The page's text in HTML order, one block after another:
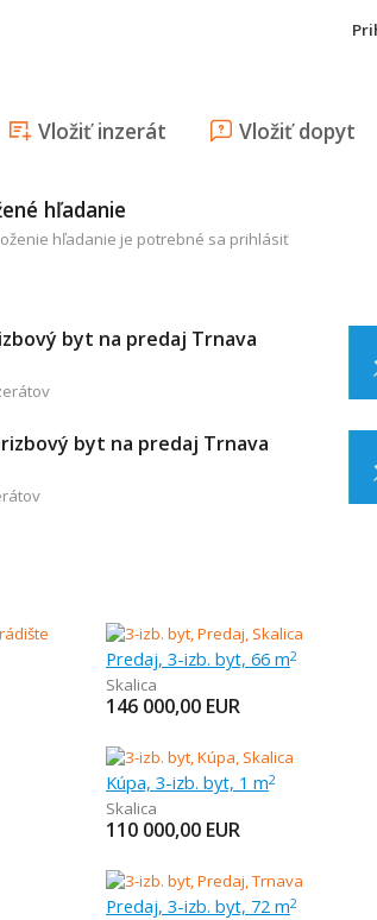
Vložiť inzerát Vložiť dopyt
hľadanie
hľadanie je potrebné sa prihlásiť
byt na predaj Trnava
byt na predaj Trnava
Predaj, 3-izb. byt, 66 m2
Skalica
146 000,00 EUR
Kúpa, 3-izb. byt, 1 m2
Skalica
110 000,00 EUR
Predaj, 3-izb. byt, 72 m2